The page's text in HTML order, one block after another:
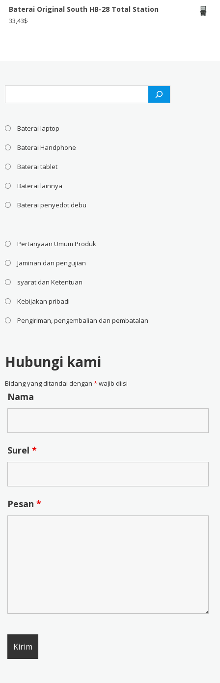
Baterai Original South HB-28 Total Station
33,43$
Baterai laptop
Baterai Handphone
Baterai tablet
Baterai lainnya
Baterai penyedot debu
Pertanyaan Umum Produk
Jaminan dan pengujian
syarat dan Ketentuan
Kebijakan pribadi
Pengiriman, pengembalian dan pembatalan
Hubungi kami
Bidang yang ditandai dengan *wajib diisi
Nama
Surel *
Pesan *